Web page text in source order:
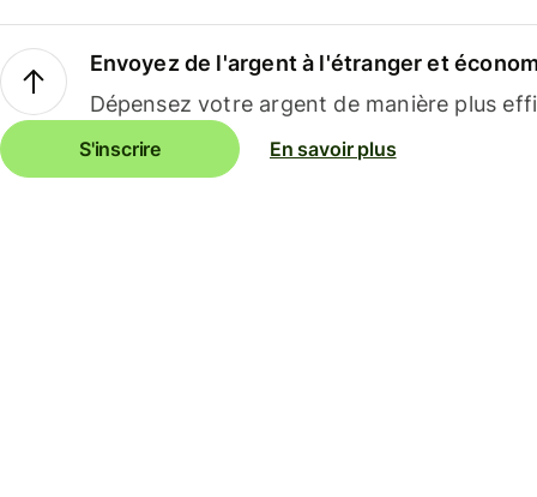
Envoyez de l'argent à l'étranger et
Dépensez votre argent de manière plus
S'inscrire En savoir plus